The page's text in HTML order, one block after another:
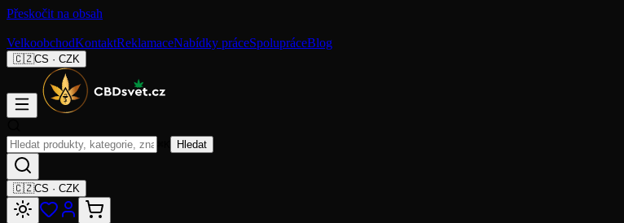
Přeskočit na obsah
VelkoobchodKontaktReklamaceNabídky práceSpolupráceBlog
🇨🇿CS · CZK
Hledat
🇨🇿CS · CZK